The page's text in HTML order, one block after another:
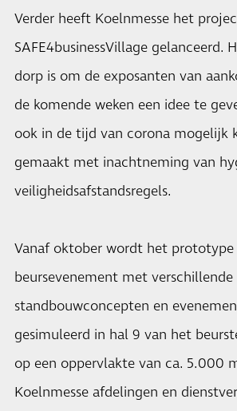
Verder heeft Koelnmesse het
SAFE4businessVillage gelanceerd.
dorp is om de exposanten van
de komende weken een idee te
ook in de tijd van corona mogelijk
gemaakt met inachtneming van
veiligheidsafstandsregels.
Vanaf oktober wordt het prototype
beursevenement met verschillende
standbouwconcepten en
gesimuleerd in hal 9 van het
op een oppervlakte van ca. 5.000
Koelnmesse afdelingen en